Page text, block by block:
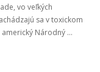
vo veľkých
sa v toxickom
Národný ...